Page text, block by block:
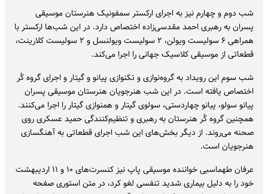
شب دوم و چهارم نیز به اجرای ارکستر سمفونیک هنرستان موسیقی
پسران به رهبری احمد مقدسی‌زاده اختصاص دارد. در این شب‌ها ارکستر با
همراهی ۶ سولیست ویولن، ۲ سولیست ویولنسل و ۲ سولیست کلارینت،
قطعاتی از موسیقی کلاسیک جهانی را اجرا می‌کند.
شب سوم این رویداد به گروه‌نوازی و تکنوازی پیانو و گیتار و اجرای گروه کُر
اختصاص یافته است. در این شب هنرجویان هنرستان موسیقی پسران
پیانو سولو، پیانو چهاردستی، سولوی گیتار و همنوازی گیتار را اجرا می‌کنند.
همچنین گروه کُر هنرستان به رهبری و تنظیم‌کنندگی حمید عسکری روی
صحنه می‌روند. از دیگر بخش‌های این شب اجرای قطعاتی به آهنگسازی
هنرجویان است.
عرفان طهماسبی خواننده موسیقی پاپ نیز کنسرت‌های ۱۰ و ۱۱ اردیبهشت
خود را به دلیل بیماری شدید تنفسی لغو کرد، در متن استوری صفحه